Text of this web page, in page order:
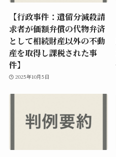
【行政事件：遺留分減殺請
求者が価額弁償の代物弁済
として相続財産以外の不動
産を取得し課税された事
件】
2025年10月5日